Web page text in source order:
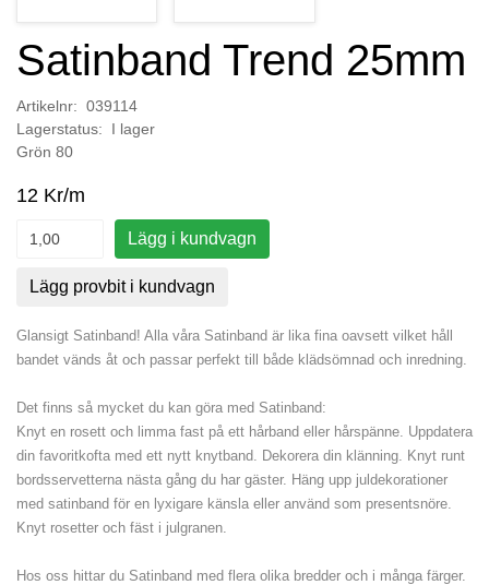
Satinband Trend 25mm
Artikelnr: 039114
Lagerstatus: I lager
Grön 80
12 Kr/m
Lägg i kundvagn
Lägg provbit i kundvagn
Glansigt Satinband! Alla våra Satinband är lika fina oavsett vilket håll
bandet vänds åt och passar perfekt till både klädsömnad och inredning.
Det finns så mycket du kan göra med Satinband:
Knyt en rosett och limma fast på ett hårband eller hårspänne. Uppdatera
din favoritkofta med ett nytt knytband. Dekorera din klänning. Knyt runt
bordsservetterna nästa gång du har gäster. Häng upp juldekorationer
med satinband för en lyxigare känsla eller använd som presentsnöre.
Knyt rosetter och fäst i julgranen.
Hos oss hittar du Satinband med flera olika bredder och i många färger.